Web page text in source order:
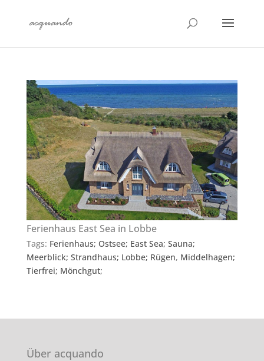
Ferienhaus East Sea in Lobbe
Tags: Ferienhaus; Ostsee; East Sea; Sauna;
Meerblick; Strandhaus; Lobbe; Rügen, Middelhagen;
Tierfrei; Mönchgut;
Über acquando